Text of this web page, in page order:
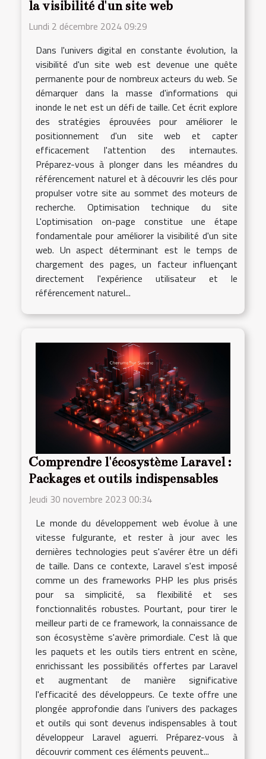
la visibilité d'un site web
Lundi 2 décembre 2024 09:29
Dans l'univers digital en constante évolution, la
visibilité d'un site web est devenue une quête
permanente pour de nombreux acteurs du web. Se
démarquer dans la masse d'informations qui
inonde le net est un défi de taille. Cet écrit explore
des stratégies éprouvées pour améliorer le
positionnement d'un site web et capter
efficacement l'attention des internautes.
Préparez-vous à plonger dans les méandres du
référencement naturel et à découvrir les clés pour
propulser votre site au sommet des moteurs de
recherche. Optimisation technique du site
L'optimisation on-page constitue une étape
fondamentale pour améliorer la visibilité d'un site
web. Un aspect déterminant est le temps de
chargement des pages, un facteur influençant
directement l'expérience utilisateur et le
référencement naturel...
Comprendre l'écosystème Laravel :
Packages et outils indispensables
Jeudi 30 novembre 2023 00:34
Le monde du développement web évolue à une
vitesse fulgurante, et rester à jour avec les
dernières technologies peut s'avérer être un défi
de taille. Dans ce contexte, Laravel s'est imposé
comme un des frameworks PHP les plus prisés
pour sa simplicité, sa flexibilité et ses
fonctionnalités robustes. Pourtant, pour tirer le
meilleur parti de ce framework, la connaissance de
son écosystème s'avère primordiale. C'est là que
les paquets et les outils tiers entrent en scène,
enrichissant les possibilités offertes par Laravel
et augmentant de manière significative
l'efficacité des développeurs. Ce texte offre une
plongée approfondie dans l'univers des packages
et outils qui sont devenus indispensables à tout
développeur Laravel aguerri. Préparez-vous à
découvrir comment ces éléments peuvent...